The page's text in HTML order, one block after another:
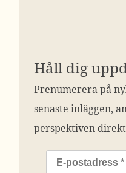
Håll dig
Prenumerera på
senaste inläggen,
perspektiven